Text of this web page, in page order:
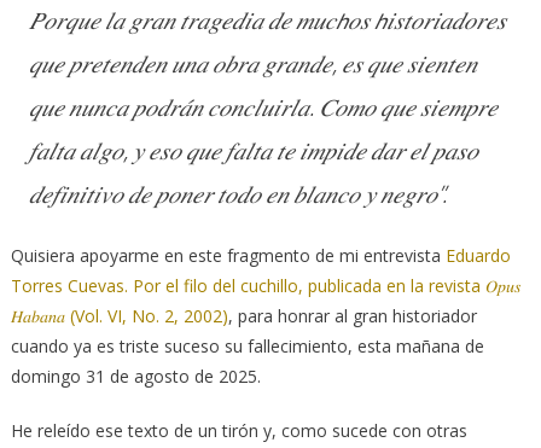
𝑃𝑜𝑟𝑞𝑢𝑒 𝑙𝑎 𝑔𝑟𝑎𝑛 𝑡𝑟𝑎𝑔𝑒𝑑𝑖𝑎 𝑑𝑒 𝑚𝑢𝑐𝘩𝑜𝑠 𝘩𝑖𝑠𝑡𝑜𝑟𝑖𝑎𝑑𝑜𝑟𝑒𝑠
𝑞𝑢𝑒 𝑝𝑟𝑒𝑡𝑒𝑛𝑑𝑒𝑛 𝑢𝑛𝑎 𝑜𝑏𝑟𝑎 𝑔𝑟𝑎𝑛𝑑𝑒, 𝑒𝑠 𝑞𝑢𝑒 𝑠𝑖𝑒𝑛𝑡𝑒𝑛
𝑞𝑢𝑒 𝑛𝑢𝑛𝑐𝑎 𝑝𝑜𝑑𝑟𝑎́𝑛 𝑐𝑜𝑛𝑐𝑙𝑢𝑖𝑟𝑙𝑎. 𝐶𝑜𝑚𝑜 𝑞𝑢𝑒 𝑠𝑖𝑒𝑚𝑝𝑟𝑒
𝑓𝑎𝑙𝑡𝑎 𝑎𝑙𝑔𝑜, 𝑦 𝑒𝑠𝑜 𝑞𝑢𝑒 𝑓𝑎𝑙𝑡𝑎 𝑡𝑒 𝑖𝑚𝑝𝑖𝑑𝑒 𝑑𝑎𝑟 𝑒𝑙 𝑝𝑎𝑠𝑜
𝑑𝑒𝑓𝑖𝑛𝑖𝑡𝑖𝑣𝑜 𝑑𝑒 𝑝𝑜𝑛𝑒𝑟 𝑡𝑜𝑑𝑜 𝑒𝑛 𝑏𝑙𝑎𝑛𝑐𝑜 𝑦 𝑛𝑒𝑔𝑟𝑜”.
Quisiera apoyarme en este fragmento de mi entrevista Eduardo
Torres Cuevas. Por el filo del cuchillo, publicada en la revista 𝑂𝑝𝑢𝑠
𝐻𝑎𝑏𝑎𝑛𝑎 (Vol. VI, No. 2, 2002), para honrar al gran historiador
cuando ya es triste suceso su fallecimiento, esta mañana de
domingo 31 de agosto de 2025.
He releído ese texto de un tirón y, como sucede con otras